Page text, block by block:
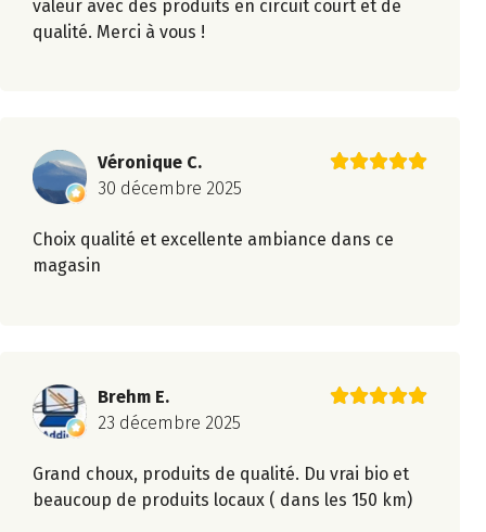
valeur avec des produits en circuit court et de
qualité. Merci à vous !
Véronique C.
30 décembre 2025
Choix qualité et excellente ambiance dans ce
magasin
Brehm E.
23 décembre 2025
Grand choux, produits de qualité. Du vrai bio et
beaucoup de produits locaux ( dans les 150 km)